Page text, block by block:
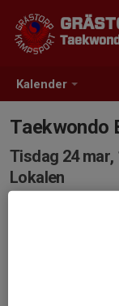
Kalender
Taekwondo
Tisdag 24 mar,
Lokalen